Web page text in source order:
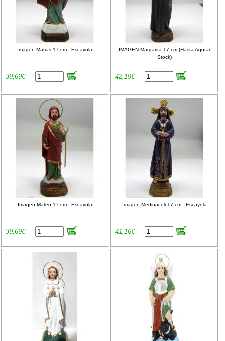
Imagen Matias 17 cm - Escayola
39,69€
IMAGEN Margarita 17 cm (Hasta Agotar
Stock)
42,19€
Imagen Mateo 17 cm - Escayola
39,69€
Imagen Medinaceli 17 cm - Escayola
41,16€